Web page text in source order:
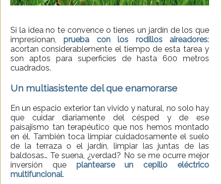
Si la idea no te convence o tienes un jardín de los que
impresionan,prueba con los rodillos aireadores:
acortan considerablemente el tiempo de esta tarea y
son aptos para superficies de hasta 600 metros
cuadrados.
Un multiasistente del que enamorarse
En un espacio exterior tan vivido y natural, no solo hay
que cuidar diariamente del césped y de ese
paisajismo tan terapéutico que nos hemos montado
en él. También toca limpiar cuidadosamente el suelo
de la terraza o el jardín, limpiar las juntas de las
baldosas… Te suena, ¿verdad? No se me ocurre mejor
inversión que plantearse un cepillo eléctrico
multifuncional.